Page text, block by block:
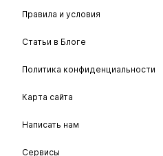
Правила и условия
Статьи в Блоге
Политика конфиденциальности
Карта сайта
Написать нам
Сервисы